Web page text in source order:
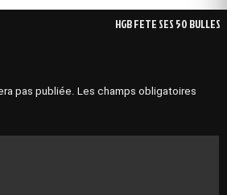
HGB FETE SES 50 BULLES
pas publiée. Les champs obligatoires